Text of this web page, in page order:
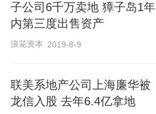
子公司6千万卖地 獐子岛1年
内第三度出售资产
浪花资本 2019-8-9
联美系地产公司上海廉华被
龙信入股 去年6.4亿拿地